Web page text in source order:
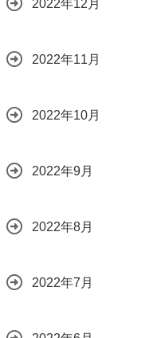
2022年12月
2022年11月
2022年10月
2022年9月
2022年8月
2022年7月